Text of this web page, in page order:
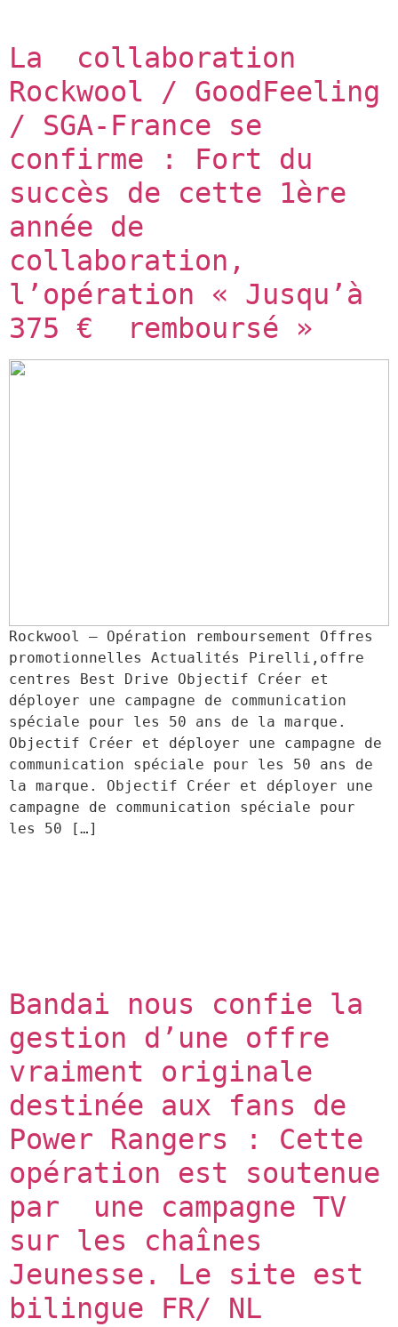
La  collaboration
Rockwool / GoodFeeling
/ SGA-France se
confirme : Fort du
succès de cette 1ère
année de
collaboration,
l’opération « Jusqu’à
375 €  remboursé »
Rockwool – Opération remboursement Offres
promotionnelles Actualités Pirelli,offre
centres Best Drive Objectif Créer et
déployer une campagne de communication
spéciale pour les 50 ans de la marque.
Objectif Créer et déployer une campagne de
communication spéciale pour les 50 ans de
la marque. Objectif Créer et déployer une
campagne de communication spéciale pour
les 50 […]
Bandai nous confie la
gestion d’une offre
vraiment originale
destinée aux fans de
Power Rangers : Cette
opération est soutenue
par  une campagne TV
sur les chaînes
Jeunesse. Le site est
bilingue FR/ NL